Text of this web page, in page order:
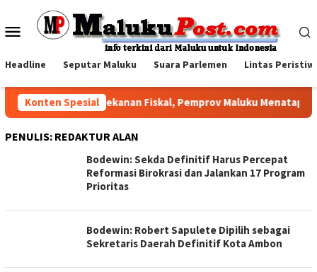
konten
Menu
Headline Seputar Maluku Suara Parlemen Lintas
Konten Spesial
Di Tengah Tekanan Fiskal, Pemprov Maluku Menatap
PENULIS: REDAKTUR ALAN
Bodewin: Sekda Definitif Harus Percepat
Reformasi Birokrasi dan Jalankan 17 Program
Prioritas
Bodewin: Robert Sapulete Dipilih sebagai
Sekretaris Daerah Definitif Kota Ambon